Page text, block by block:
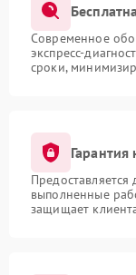
Современное
экспресс-
сроки,
Гарантия
выполненные
защищает